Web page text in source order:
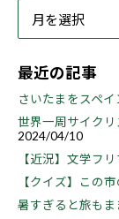
最近の記事
さいたまをスペ
世界一周サイク
2024/04/10
【近況】文学フ
【クイズ】この
暑すぎると旅も